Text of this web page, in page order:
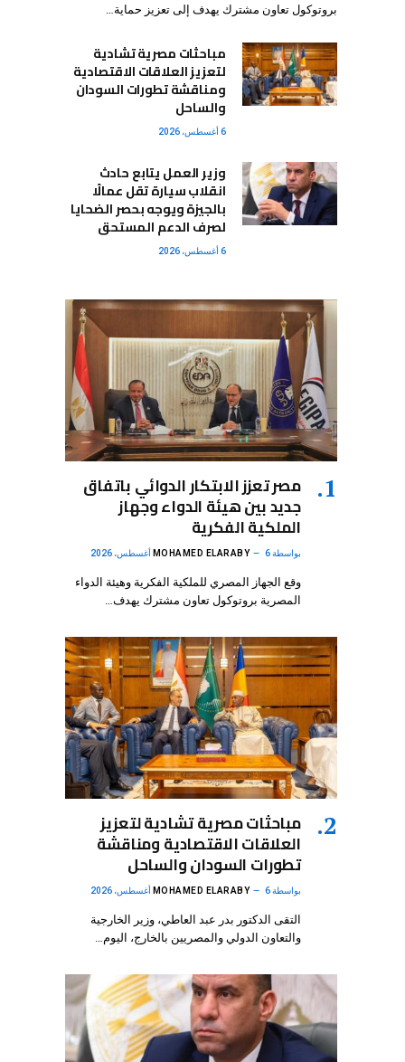
بروتوكول تعاون مشترك يهدف إلى تعزيز حماية…
مباحثات مصرية تشادية
لتعزيز العلاقات الاقتصادية
ومناقشة تطورات السودان
والساحل
6 أغسطس، 2026
وزير العمل يتابع حادث
انقلاب سيارة تقل عمالًا
بالجيزة ويوجه بحصر الضحايا
لصرف الدعم المستحق
6 أغسطس، 2026
مصر تعزز الابتكار الدوائي باتفاق
جديد بين هيئة الدواء وجهاز
الملكية الفكرية
بواسطة MOHAMED ELARABY 6 أغسطس، 2026
وقع الجهاز المصري للملكية الفكرية وهيئة الدواء
المصرية بروتوكول تعاون مشترك يهدف…
مباحثات مصرية تشادية لتعزيز
العلاقات الاقتصادية ومناقشة
تطورات السودان والساحل
بواسطة MOHAMED ELARABY 6 أغسطس، 2026
التقى الدكتور بدر عبد العاطي، وزير الخارجية
والتعاون الدولي والمصريين بالخارج، اليوم…